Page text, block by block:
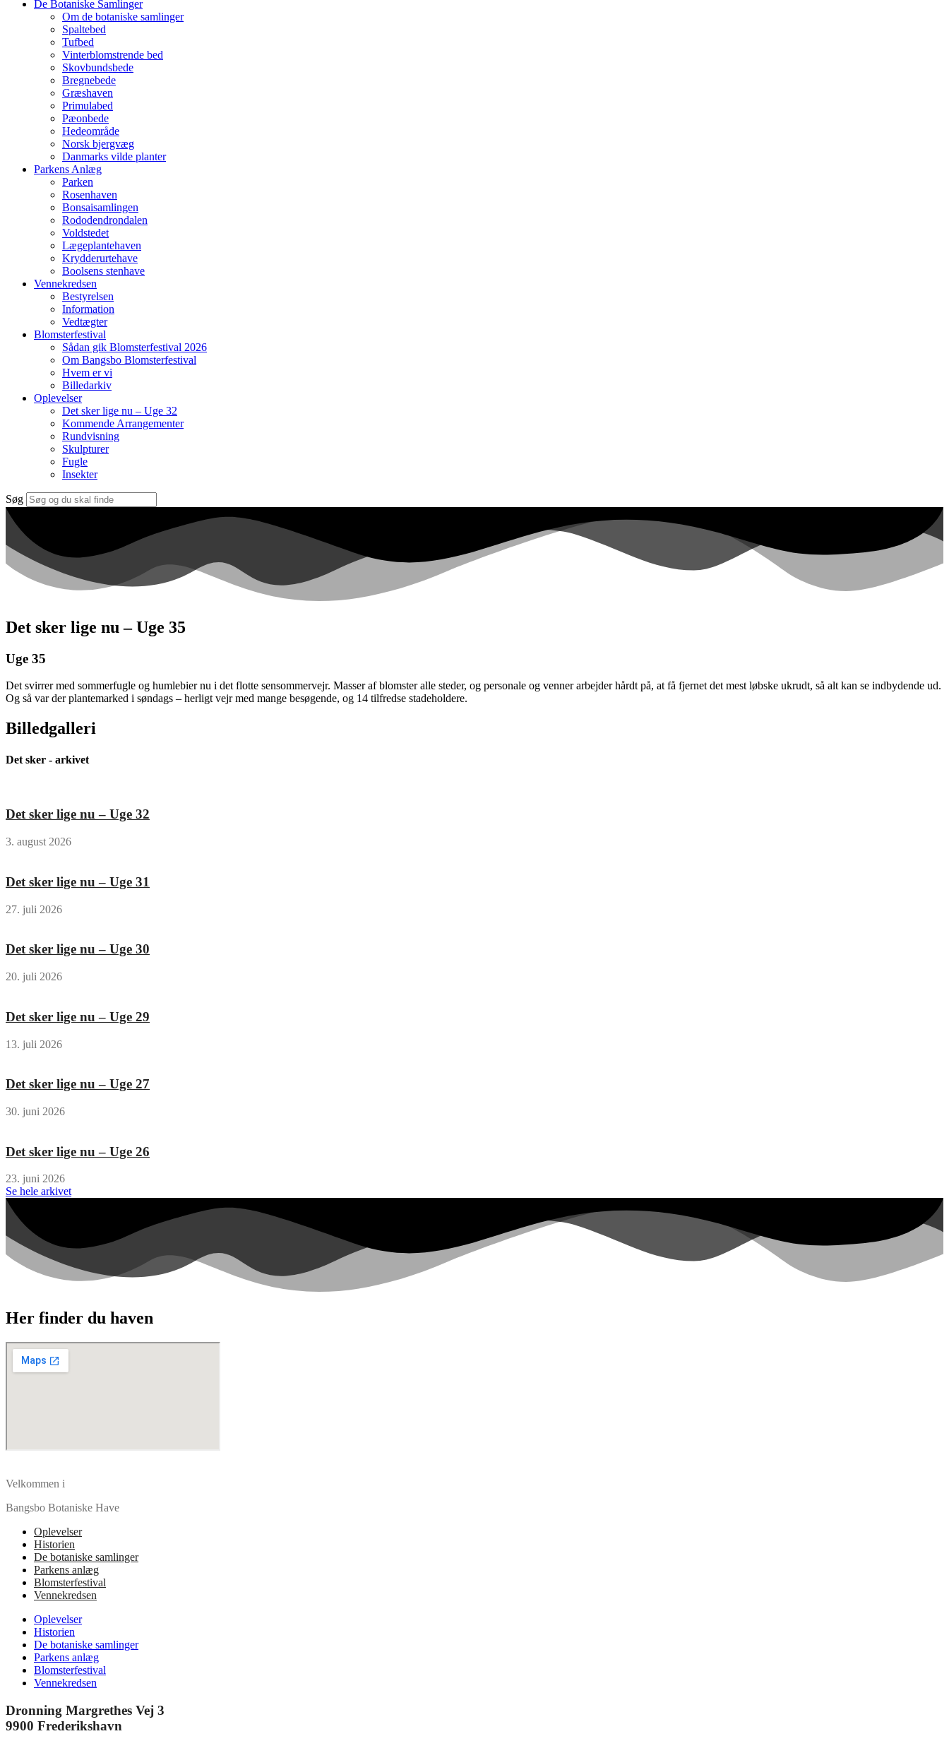
De Botaniske Samlinger
Om de botaniske samlinger
Spaltebed
Tufbed
Vinterblomstrende bed
Skovbundsbede
Bregnebede
Græshaven
Primulabed
Pæonbede
Hedeområde
Norsk bjergvæg
Danmarks vilde planter
Parkens Anlæg
Parken
Rosenhaven
Bonsaisamlingen
Rododendrondalen
Voldstedet
Lægeplantehaven
Krydderurtehave
Boolsens stenhave
Vennekredsen
Bestyrelsen
Information
Vedtægter
Blomsterfestival
Sådan gik Blomsterfestival 2026
Om Bangsbo Blomsterfestival
Hvem er vi
Billedarkiv
Oplevelser
Det sker lige nu – Uge 32
Kommende Arrangementer
Rundvisning
Skulpturer
Fugle
Insekter
Søg
Det sker lige nu – Uge 35
Uge 35
Det svirrer med sommerfugle og humlebier nu i det flotte sensommervejr. Masser af blomster alle steder, og personale og venner arbejder hårdt på, at få fjernet det mest løbske ukrudt, så alt kan se indbydende ud.
Og så var der plantemarked i søndags – herligt vejr med mange besøgende, og 14 tilfredse stadeholdere.
Billedgalleri
Det sker - arkivet
Det sker lige nu – Uge 32
3. august 2026
Det sker lige nu – Uge 31
27. juli 2026
Det sker lige nu – Uge 30
20. juli 2026
Det sker lige nu – Uge 29
13. juli 2026
Det sker lige nu – Uge 27
30. juni 2026
Det sker lige nu – Uge 26
23. juni 2026
Se hele arkivet
Her finder du haven
Velkommen i
Bangsbo Botaniske Have
Oplevelser
Historien
De botaniske samlinger
Parkens anlæg
Blomsterfestival
Vennekredsen
Oplevelser
Historien
De botaniske samlinger
Parkens anlæg
Blomsterfestival
Vennekredsen
Dronning Margrethes Vej 3
9900 Frederikshavn